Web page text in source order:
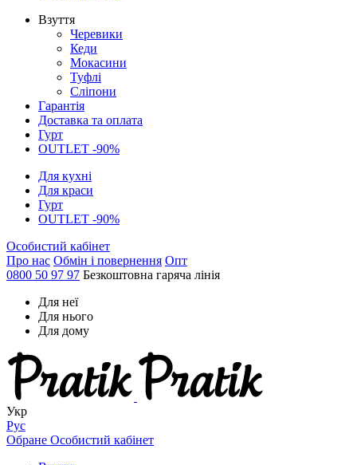
Взуття
Черевики
Кеди
Мокасини
Туфлі
Сліпони
Гарантія
Доставка та оплата
Гурт
OUTLET -90%
Для кухні
Для краси
Гурт
OUTLET -90%
Особистий кабінет
Про нас Обмін і повернення Опт
0800 50 97 97 Безкоштовна гаряча лінія
Для неї
Для нього
Для дому
Укр
Рус
Обране Особистий кабінет